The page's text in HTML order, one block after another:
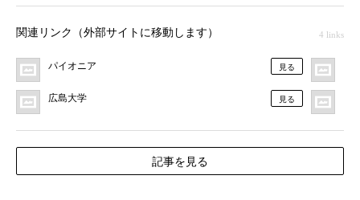
関連リンク（外部サイトに移動します） 4 links
パイオニア 見る
広島大学 見る
記事を見る